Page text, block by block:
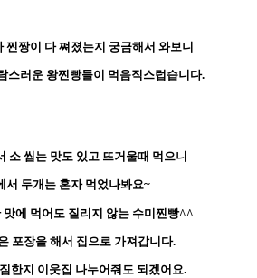
찐짱이 다 쪄졌는지 궁금해서 와보니
스러운 왕찐빵들이 먹음직스럽습니다.
소 씹는 맛도 있고 뜨거울때 먹으니
서 두개는 혼자 먹었나봐요~
맛에 먹어도 질리지 않는 수미찐빵^^
포장을 해서 집으로 가져갑니다.
한지 이웃집 나누어줘도 되겠어요.